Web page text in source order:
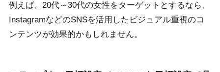
例えば、20代～30代の女性をターゲットとするなら、
InstagramなどのSNSを活用したビジュアル重視のコ
ンテンツが効果的かもしれません。